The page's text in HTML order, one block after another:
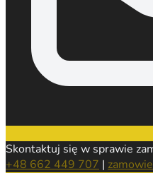
Skontaktuj się w sprawie
+48 662 449 707 |